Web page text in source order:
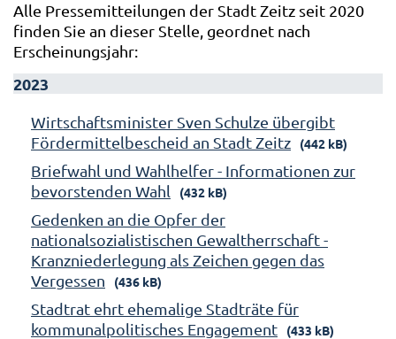
Alle Pressemitteilungen der Stadt Zeitz seit 2020
finden Sie an dieser Stelle, geordnet nach
Erscheinungsjahr:
2023
Wirtschaftsminister Sven Schulze übergibt
Fördermittelbescheid an Stadt Zeitz
(442 kB)
Briefwahl und Wahlhelfer - Informationen zur
bevorstenden Wahl
(432 kB)
Gedenken an die Opfer der
nationalsozialistischen Gewaltherrschaft -
Kranzniederlegung als Zeichen gegen das
Vergessen
(436 kB)
Stadtrat ehrt ehemalige Stadträte für
kommunalpolitisches Engagement
(433 kB)